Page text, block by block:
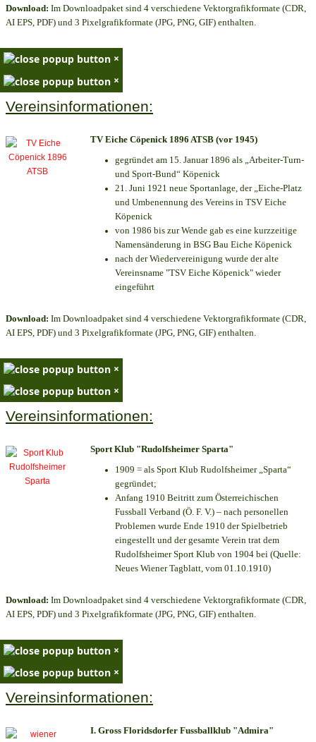
Download: Im Downloadpaket sind 4 verschiedene Vektorgrafikformate (CDR,
AI EPS, PDF) und 3 Pixelgrafikformate (JPG, PNG, GIF) enthalten.
×
×
Vereinsinformationen:
TV Eiche Cöpenick 1896 ATSB (vor 1945)
gegründet am 15. Januar 1896 als „Arbeiter-Turn-
und Sport-Bund“ Köpenick
21. Juni 1921 neue Sportanlage, der „Eiche-Platz
und Umbenennung des Vereins in TSV Eiche
Köpenick
von 1986 bis zur Wende gab es eine kurzzeitige
Namensänderung in BSG Bau Eiche Köpenick
nach der Wiedervereinigung wurde der alte
Vereinsname "TSV Eiche Köpenick" wieder
eingeführt
Download: Im Downloadpaket sind 4 verschiedene Vektorgrafikformate (CDR,
AI EPS, PDF) und 3 Pixelgrafikformate (JPG, PNG, GIF) enthalten.
×
×
Vereinsinformationen:
Sport Klub "Rudolfsheimer Sparta"
1909 = als Sport Klub Rudolfsheimer „Sparta“
gegründet;
Anfang 1910 Beitritt zum Österreichischen
Fussball Verband (Ö. F. V.) – nach personellen
Problemen wurde Ende 1910 der Spielbetrieb
eingestellt und der gesamte Verein trat dem
Rudolfsheimer Sport Klub von 1904 bei (Quelle:
Neues Wiener Tagblatt, vom 01.10.1910)
Download: Im Downloadpaket sind 4 verschiedene Vektorgrafikformate (CDR,
AI EPS, PDF) und 3 Pixelgrafikformate (JPG, PNG, GIF) enthalten.
×
×
Vereinsinformationen:
I. Gross Floridsdorfer Fussballklub "Admira"